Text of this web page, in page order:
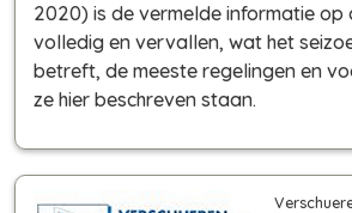
2020) is de vermelde informatie op
volledig en vervallen, wat het
betreft, de meeste regelingen en
ze hier beschreven staan.